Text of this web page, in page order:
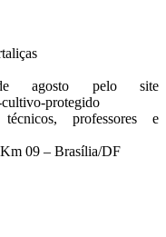
agosto pelo site
protegido
técnicos, professores e
09 – Brasília/DF